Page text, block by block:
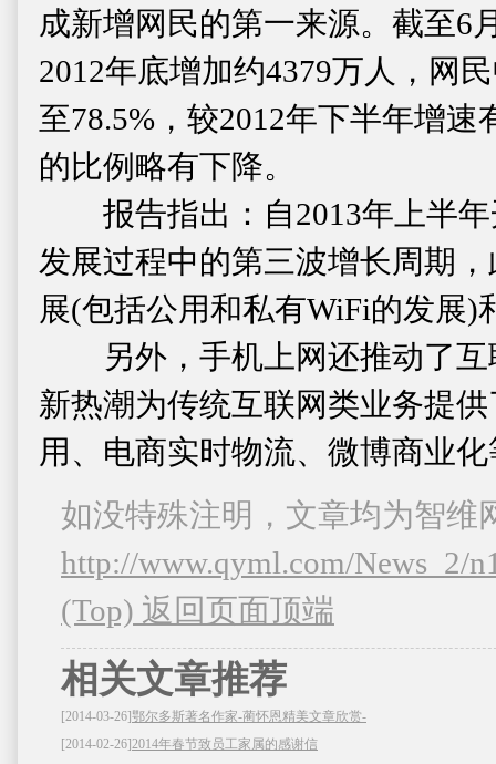
成新增网民的第一来源。截至6
2012年底增加约4379万人，网
至78.5%，较2012年下半年增
的比例略有下降。
报告指出：自2013年上半年
发展过程中的第三波增长周期
展(包括公用和私有WiFi的发展)
另外，手机上网还推动了互
新热潮为传统互联网类业务提
用、电商实时物流、微博商业
如没特殊注明，文章均为智维
http://www.qyml.com/News_2/
(Top) 返回页面顶端
相关文章推荐
[2014-03-26]鄂尔多斯著名作家-蔺怀恩精美文章欣赏-
[2014-02-26]2014年春节致员工家属的感谢信